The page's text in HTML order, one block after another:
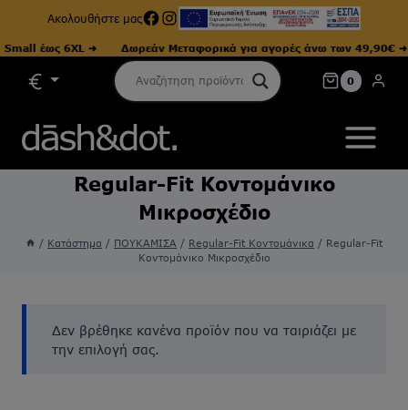
Ακολουθήστε μαςFacebook
Instagram
έως 6XL ➜ Δωρεάν Μεταφορικά για αγορές άνω των 49,90€ ➜
0
Regular-Fit Κοντομάνικο
Μικροσχέδιο
/ Κατάστημα / ΠΟΥΚΑΜΙΣΑ / Regular-Fit Κοντομάνικα / Regular-Fit
Κοντομάνικο Μικροσχέδιο
Δεν βρέθηκε κανένα προϊόν που να ταιριάζει με
την επιλογή σας.